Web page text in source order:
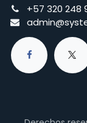
+57 320 248